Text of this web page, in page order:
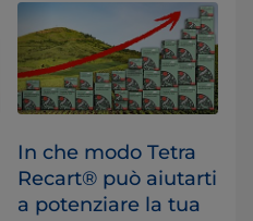
In che modo Tetra
Recart® può aiutarti
a potenziare la tua